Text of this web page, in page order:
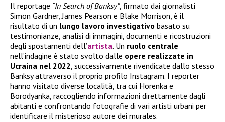
Il reportage “In Search of Banksy”, firmato dai giornalisti
Simon Gardner, James Pearson e Blake Morrison, è il
risultato di un lungo lavoro investigativo basato su
testimonianze, analisi di immagini, documenti e ricostruzioni
degli spostamenti dell’artista. Un ruolo centrale
nell’indagine è stato svolto dalle opere realizzate in
Ucraina nel 2022, successivamente rivendicate dallo stesso
Banksy attraverso il proprio profilo Instagram. I reporter
hanno visitato diverse località, tra cui Horenka e
Borodyanka, raccogliendo informazioni direttamente dagli
abitanti e confrontando fotografie di vari artisti urbani per
identificare il misterioso autore dei murales.